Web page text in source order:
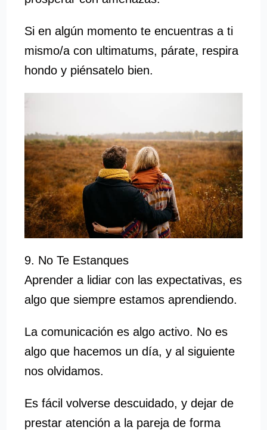
Si en algún momento te encuentras a ti
mismo/a con ultimatums, párate, respira
hondo y piénsatelo bien.
9. No Te Estanques
Aprender a lidiar con las expectativas, es
algo que siempre estamos aprendiendo.
La comunicación es algo activo. No es
algo que hacemos un día, y al siguiente
nos olvidamos.
Es fácil volverse descuidado, y dejar de
prestar atención a la pareja de forma